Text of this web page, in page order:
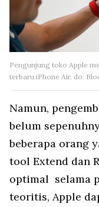
Pengunjung toko Apple
terbaru iPhone Air. do:
Namun,
belum
beberapa orang
tool Extend dan
optimal selama
teoritis, Apple